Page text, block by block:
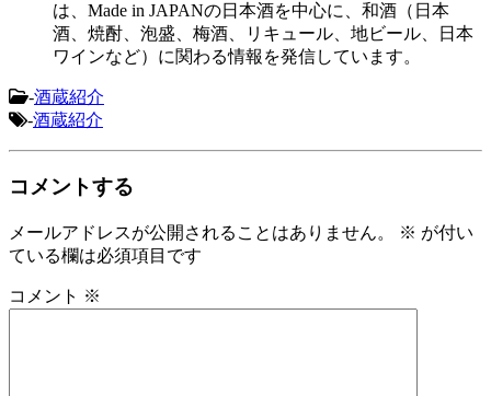
は、Made in JAPANの日本酒を中心に、和酒（日本
酒、焼酎、泡盛、梅酒、リキュール、地ビール、日本
ワインなど）に関わる情報を発信しています。
-酒蔵紹介
-酒蔵紹介
コメントする
メールアドレスが公開されることはありません。 ※ が付い
ている欄は必須項目です
コメント ※